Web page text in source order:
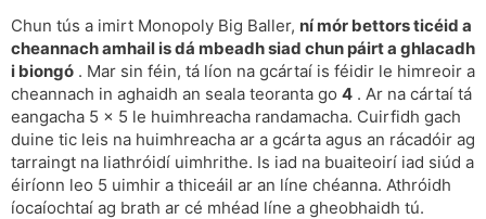
Chun tús a imirt Monopoly Big Baller, ní mór bettors ticéid a
cheannach amhail is dá mbeadh siad chun páirt a ghlacadh
i biongó . Mar sin féin, tá líon na gcártaí is féidir le himreoir a
cheannach in aghaidh an seala teoranta go 4 . Ar na cártaí tá
eangacha 5 x 5 le huimhreacha randamacha. Cuirfidh gach
duine tic leis na huimhreacha ar a gcárta agus an rácadóir ag
tarraingt na liathróidí uimhrithe. Is iad na buaiteoirí iad siúd a
éiríonn leo 5 uimhir a thiceáil ar an líne chéanna. Athróidh
íocaíochtaí ag brath ar cé mhéad líne a gheobhaidh tú.